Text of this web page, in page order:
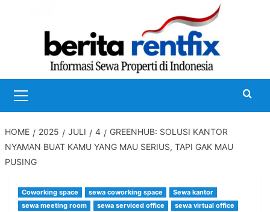
Menu
HOME 2025 JULI 4
GREENHUB: SOLUSI KANTOR
NYAMAN BUAT KAMU YANG MAU SERIUS, TAPI GAK MAU
PUSING
Coworking space sewa coworking space
Sewa kantor
sewa meeting room
sewa serviced office sewa virtual office